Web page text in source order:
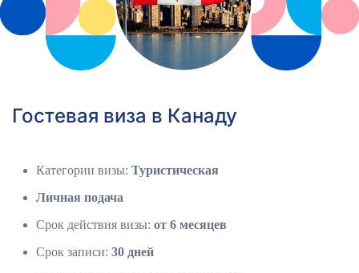
Гостевая виза в Канаду
Категории визы: Туристическая
Личная подача
Срок действия визы: от 6 месяцев
Срок записи: 30 дней